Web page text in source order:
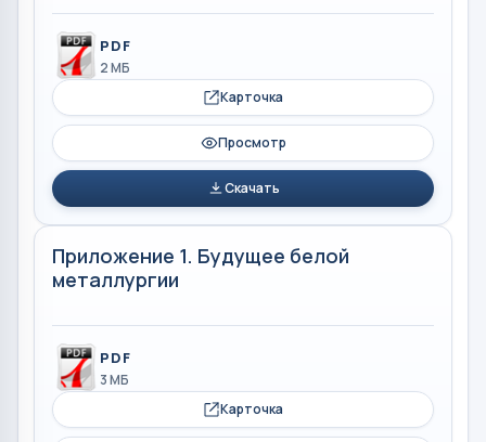
PDF
2 МБ
Карточка
Просмотр
Скачать
Приложение 1. Будущее белой
металлургии
PDF
3 МБ
Карточка